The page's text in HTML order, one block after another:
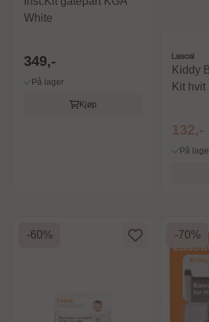
White
349,-
På lager
Kjøp
Lascal
Kiddy
Kit hvit
132,-
På
-60% -70%